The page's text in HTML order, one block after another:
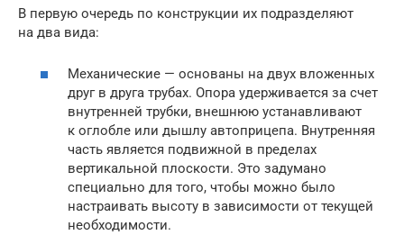
В первую очередь по конструкции их подразделяют
на два вида:
Механические — основаны на двух вложенных
друг в друга трубах. Опора удерживается за счет
внутренней трубки, внешнюю устанавливают
к оглобле или дышлу автоприцепа. Внутренняя
часть является подвижной в пределах
вертикальной плоскости. Это задумано
специально для того, чтобы можно было
настраивать высоту в зависимости от текущей
необходимости.